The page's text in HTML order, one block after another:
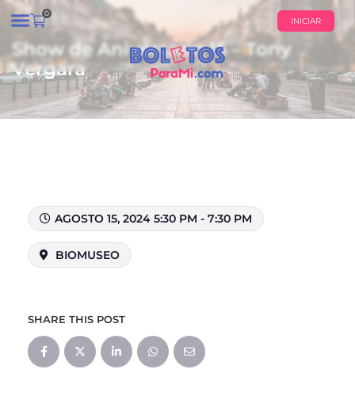
0
INICIAR
Show de Aniversario 15 – Tony
Vergara
AGOSTO 15, 2024 5:30 PM - 7:30 PM
BIOMUSEO
SHARE THIS POST